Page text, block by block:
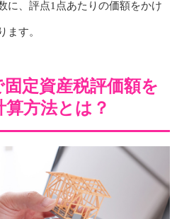
に、評点1点あたりの価額をかけ
ます。
定資産税評価額を
方法とは？